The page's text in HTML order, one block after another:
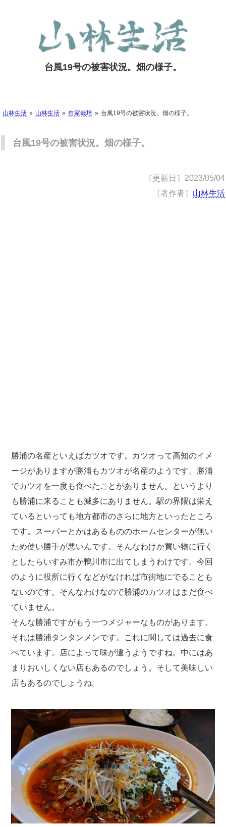
台風19号の被害状況。畑の様子。
山林生活 山林生活 自家栽培 台風19号の被害状況。畑の様子。
台風19号の被害状況。畑の様子。
［更新日］ 2023/05/04
［著作者］ 山林生活
勝浦の名産といえばカツオです。カツオって高知のイメ
ージがありますが勝浦もカツオが名産のようです。勝浦
でカツオを一度も食べたことがありません。というより
も勝浦に来ることも滅多にありません。駅の界隈は栄え
ているといっても地方都市のさらに地方といったところ
です。スーパーとかはあるもののホームセンターが無い
ため使い勝手が悪いんです。そんなわけか買い物に行く
としたらいすみ市か鴨川市に出てしまうわけです。今回
のように役所に行くなどがなければ市街地にでることも
ないのです。そんなわけなので勝浦のカツオはまだ食べ
ていません。
そんな勝浦ですがもう一つメジャーなものがあります。
それは勝浦タンタンメンです。これに関しては過去に食
べています。店によって味が違うようですね。中にはあ
まりおいしくない店もあるのでしょう。そして美味しい
店もあるのでしょうね。